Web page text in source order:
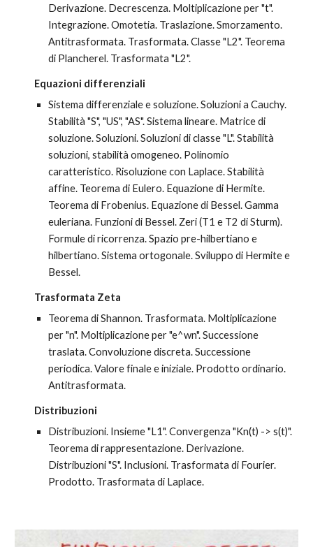
Derivazione. Decrescenza. Moltiplicazione per "t".
Integrazione. Omotetia. Traslazione. Smorzamento.
Antitrasformata. Trasformata. Classe "L2". Teorema
di Plancherel. Trasformata "L2".
Equazioni differenziali
Sistema differenziale e soluzione. Soluzioni a Cauchy.
Stabilità "S", "US", "AS". Sistema lineare. Matrice di
soluzione. Soluzioni. Soluzioni di classe "L". Stabilità
soluzioni, stabilità omogeneo. Polinomio
caratteristico. Risoluzione con Laplace. Stabilità
affine. Teorema di Eulero. Equazione di Hermite.
Teorema di Frobenius. Equazione di Bessel. Gamma
euleriana. Funzioni di Bessel. Zeri (T1 e T2 di Sturm).
Formule di ricorrenza. Spazio pre-hilbertiano e
hilbertiano. Sistema ortogonale. Sviluppo di Hermite e
Bessel.
Trasformata Zeta
Teorema di Shannon. Trasformata. Moltiplicazione
per "n". Moltiplicazione per "e^wn". Successione
traslata. Convoluzione discreta. Successione
periodica. Valore finale e iniziale. Prodotto ordinario.
Antitrasformata.
Distribuzioni
Distribuzioni. Insieme "L1". Convergenza "Kn(t) -> s(t)".
Teorema di rappresentazione. Derivazione.
Distribuzioni "S". Inclusioni. Trasformata di Fourier.
Prodotto. Trasformata di Laplace.